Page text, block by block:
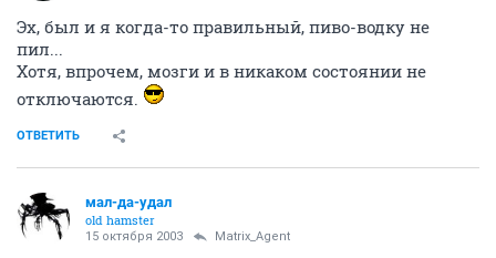
Эх, был и я когда-то правильный, пиво-водку не
пил...
Хотя, впрочем, мозги и в никаком состоянии не
отключаются.
ОТВЕТИТЬ
мал-да-удал
old hamster
15 октября 2003 Matrix_Agent